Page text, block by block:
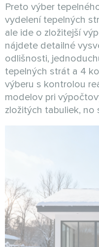
Preto výber
vydelení tepelných
ale ide o zložitejší
nájdete detailné
odlišnosti,
tepelných strát a 4
výberu s kontrolou
modelov pri
zložitých tabuliek, no